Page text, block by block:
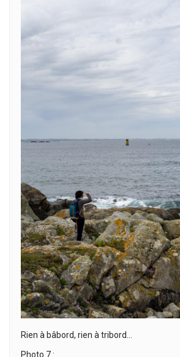
Rien à bâbord, rien à tribord…
Photo 7 :